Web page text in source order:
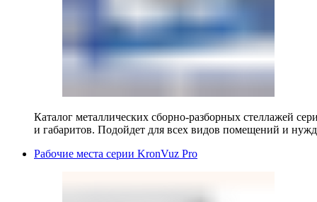
Каталог металлических сборно-разборных стеллажей
и габаритов. Подойдет для всех видов помещений и
Рабочие места серии KronVuz Pro